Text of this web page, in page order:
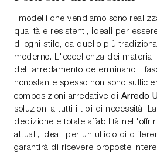
I modelli che vendiamo sono
qualità e resistenti, ideali per
di ogni stile, da quello più
moderno. L'eccellenza dei
dell'arredamento determinano il
nonostante spesso non sono
composizioni arredative di Arredo
soluzioni a tutti i tipi di necessità.
dedizione e totale affabilità
attuali, ideali per un ufficio di
garantirà di ricevere proposte